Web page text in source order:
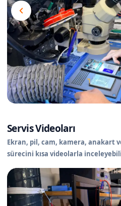
Servis Videoları
Ekran, pil, cam, kamera, anakart
sürecini kısa videolarla